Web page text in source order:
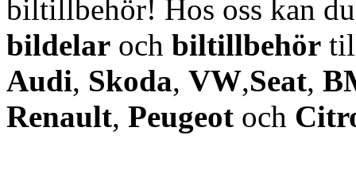
biltillbehör! Hos oss kan
bildelar och biltillbehör
Audi, Skoda, VW,Seat,
Renault, Peugeot och